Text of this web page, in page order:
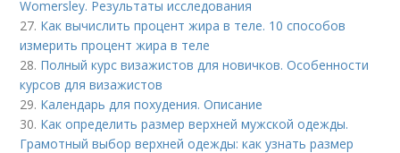
Womersley. Результаты исследования
27. Как вычислить процент жира в теле. 10 способов
измерить процент жира в теле
28. Полный курс визажистов для новичков. Особенности
курсов для визажистов
29. Календарь для похудения. Описание
30. Как определить размер верхней мужской одежды.
Грамотный выбор верхней одежды: как узнать размер